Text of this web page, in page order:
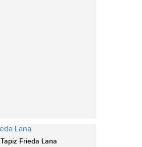
Tapiz Frieda Lana